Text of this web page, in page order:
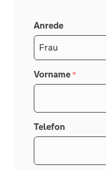
Anrede
Vorname *
Telefon